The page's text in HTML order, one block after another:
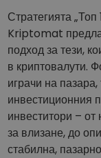
Стратегията
Kriptomat
подход за тези,
в криптовалути.
играчи на
инвестиционния
инвеститори – от
за влизане, до
стабилна,